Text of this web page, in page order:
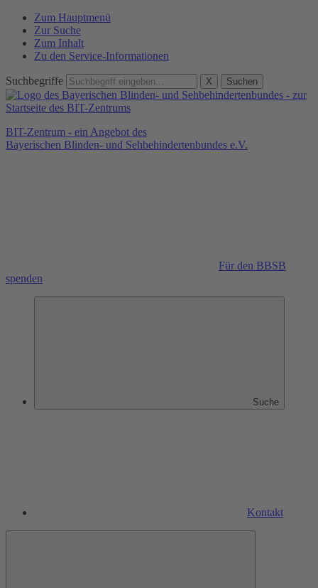
Zum Hauptmenü
Zur Suche
Zum Inhalt
Zu den Service-Informationen
Suchbegriffe X Suchen
BIT-Zentrum - ein Angebot des
Bayerischen Blinden- und Sehbehindertenbundes e.V.
Für den BBSB
spenden
Suche
Kontakt